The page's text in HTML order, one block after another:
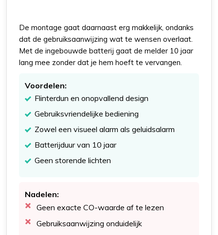
De montage gaat daarnaast erg makkelijk, ondanks
dat de gebruiksaanwijzing wat te wensen overlaat.
Met de ingebouwde batterij gaat de melder 10 jaar
lang mee zonder dat je hem hoeft te vervangen.
Voordelen:
Flinterdun en onopvallend design
Gebruiksvriendelijke bediening
Zowel een visueel alarm als geluidsalarm
Batterijduur van 10 jaar
Geen storende lichten
Nadelen:
Geen exacte CO-waarde af te lezen
Gebruiksaanwijzing onduidelijk